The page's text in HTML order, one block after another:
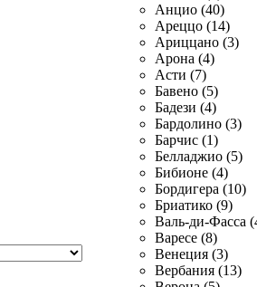
Анцио (40)
Ареццо (14)
Ариццано (3)
Арона (4)
Асти (7)
Бавено (5)
Бадези (4)
Бардолино (3)
Барчис (1)
Белладжио (5)
Бибионе (4)
Бордигера (10)
Бриатико (9)
Валь-ди-Фасса
Варесе (8)
Венеция (3)
Вербания (13)